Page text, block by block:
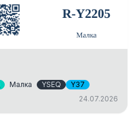
Малка YSEQ
Y37
24.07.2026